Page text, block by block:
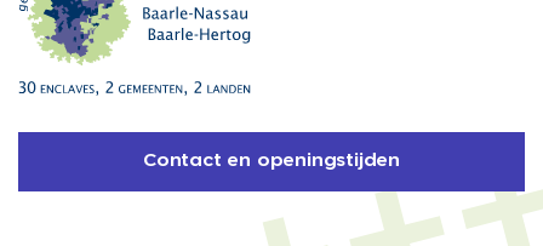
Contact en openingstijden